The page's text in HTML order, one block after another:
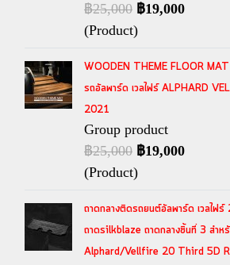
฿25,000 ฿19,000
(Product)
WOODEN THEME FLOOR MAT
รถอัลพาร์ด เวลไฟร์ ALPHARD
2021
Group product
฿25,000 ฿19,000
(Product)
ถาดกลางติดรถยนต์อัลพาร์ด เวลไฟร์
ถาดsilkblaze ถาดกลางชิ้นที่ 3 สำห
Alphard/Vellfire 20 Third 5D